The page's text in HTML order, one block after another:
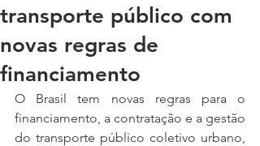
transporte público com
novas regras de
financiamento
O Brasil tem novas regras para o
financiamento, a contratação e a gestão
do transporte público coletivo urbano,